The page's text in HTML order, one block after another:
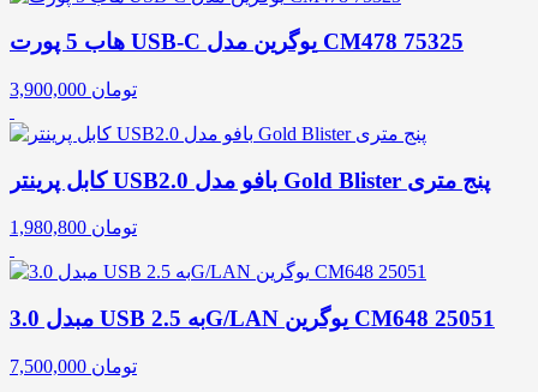
هاب 5 پورت USB-C یوگرین مدل CM478 75325
3,900,000 تومان
کابل پرینتر USB2.0 بافو مدل Gold Blister پنج متری
1,980,800 تومان
مبدل 3.0 USB به 2.5G/LAN یوگرین CM648 25051
7,500,000 تومان